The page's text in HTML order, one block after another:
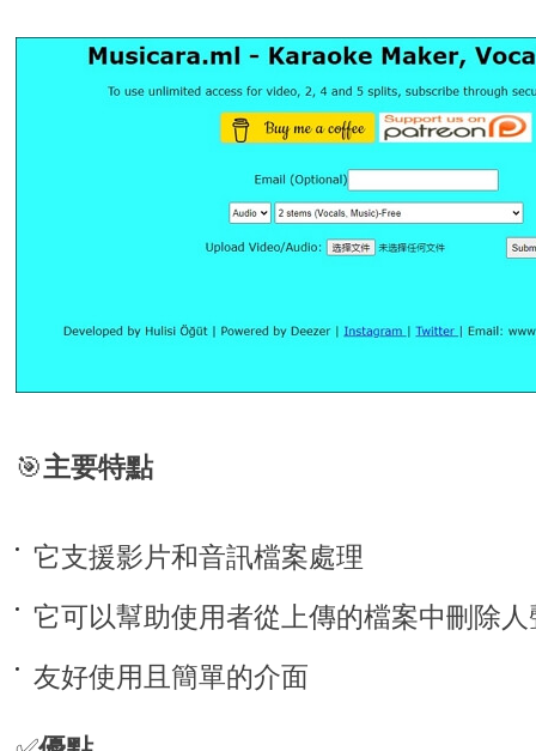
🎯主要特點
它支援影片和音訊檔案處理
它可以幫助使用者從上傳的檔案中刪除人
友好使用且簡單的介面